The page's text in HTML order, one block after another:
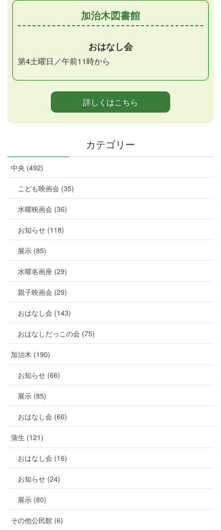
加治木図書館
おはなし会
第4土曜日／午前11時から
詳しくはこちら
カテゴリー
中央 (492)
こども映画会 (35)
水曜映画会 (36)
お知らせ (118)
展示 (85)
水曜名画座 (29)
親子映画会 (29)
おはなし会 (143)
おはなしだっこの会 (75)
加治木 (190)
お知らせ (66)
展示 (85)
おはなし会 (66)
蒲生 (121)
おはなし会 (16)
お知らせ (24)
展示 (80)
その他公民館 (6)